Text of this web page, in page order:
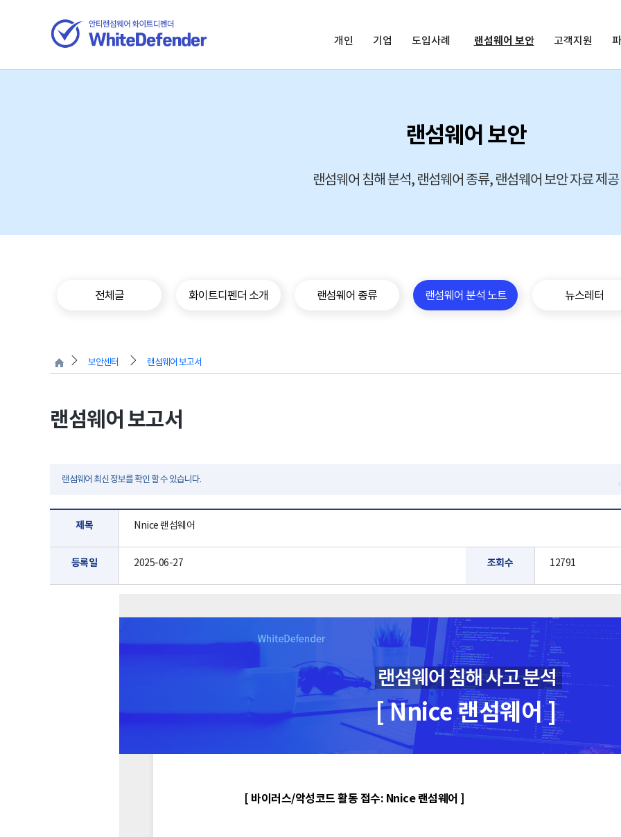
개인 기업 도입사례 랜섬웨어 보안 고객지원
랜섬웨어 보안
랜섬웨어 침해 분석, 랜섬웨어 종류, 랜섬웨어 보안 자료 제공
전체글 화이트디펜더 소개 랜섬웨어 종류 랜섬웨어 분석 노트 뉴스레터
보안센터 랜섬웨어 보고서
랜섬웨어 보고서
랜섬웨어 최신 정보를 확인 할 수 있습니다.
제목 Nnice 랜섬웨어
등록일 2025-06-27 조회수 12791
[ Nnice 랜섬웨어 ]
[ 바이러스/악성코드 활동 접수: Nnice 랜섬웨어 ]